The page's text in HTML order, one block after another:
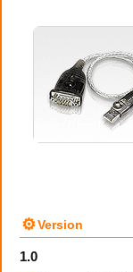
⚙Version
1.0